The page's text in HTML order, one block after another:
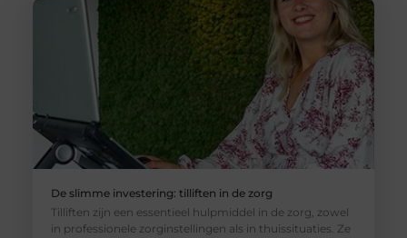
De slimme investering: tilliften in de zorg
Tilliften zijn een essentieel hulpmiddel in de zorg, zowel
in professionele zorginstellingen als in thuissituaties. Ze